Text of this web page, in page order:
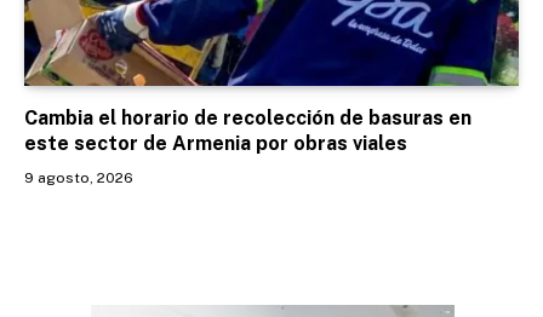
Cambia el horario de recolección de basuras en
este sector de Armenia por obras viales
9 agosto, 2026